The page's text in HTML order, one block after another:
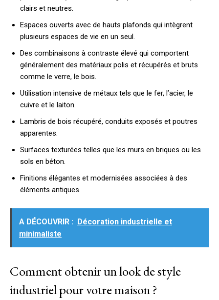
clairs et neutres.
Espaces ouverts avec de hauts plafonds qui intègrent
plusieurs espaces de vie en un seul.
Des combinaisons à contraste élevé qui comportent
généralement des matériaux polis et récupérés et bruts
comme le verre, le bois.
Utilisation intensive de métaux tels que le fer, l’acier, le
cuivre et le laiton.
Lambris de bois récupéré, conduits exposés et poutres
apparentes.
Surfaces texturées telles que les murs en briques ou les
sols en béton.
Finitions élégantes et modernisées associées à des
éléments antiques.
A DÉCOUVRIR :
Décoration industrielle et
minimaliste
Comment obtenir un look de style
industriel pour votre maison ?